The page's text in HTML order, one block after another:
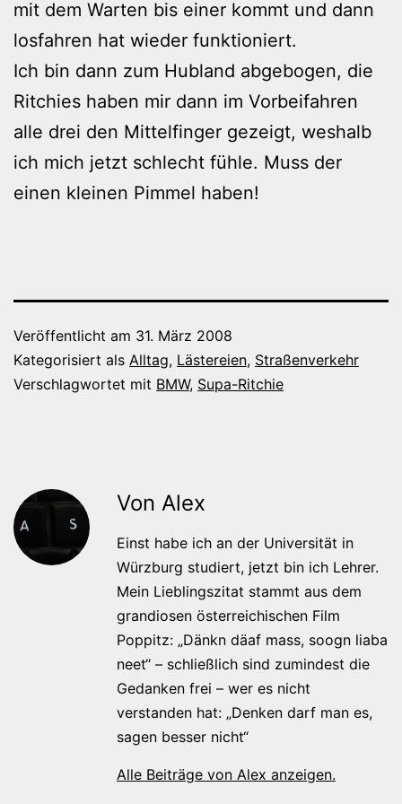
mit dem Warten bis einer kommt und dann
losfahren hat wieder funktioniert.
Ich bin dann zum Hubland abgebogen, die
Ritchies haben mir dann im Vorbeifahren
alle drei den Mittelfinger gezeigt, weshalb
ich mich jetzt schlecht fühle. Muss der
einen kleinen Pimmel haben!
Veröffentlicht am 31. März 2008
Kategorisiert als Alltag, Lästereien, Straßenverkehr
Verschlagwortet mit BMW, Supa-Ritchie
Von Alex
Einst habe ich an der Universität in
Würzburg studiert, jetzt bin ich Lehrer.
Mein Lieblingszitat stammt aus dem
grandiosen österreichischen Film
Poppitz: „Dänkn däaf mass, soogn liaba
neet“ – schließlich sind zumindest die
Gedanken frei – wer es nicht
verstanden hat: „Denken darf man es,
sagen besser nicht“
Alle Beiträge von Alex anzeigen.